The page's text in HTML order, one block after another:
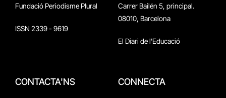
Fundació Periodisme Plural
ISSN 2339 - 9619
Carrer Bailén 5, principal.
08010, Barcelona
El Diari de l'Educació
CONTACTA'NS CONNECTA